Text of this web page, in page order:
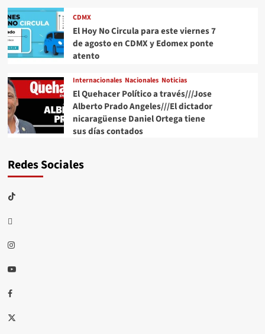
CDMX
El Hoy No Circula para este viernes 7
de agosto en CDMX y Edomex ponte
atento
Internacionales Nacionales Noticias
El Quehacer Político a través///Jose
Alberto Prado Angeles///El dictador
nicaragüense Daniel Ortega tiene
sus días contados
Redes Sociales
TikTok
threads
Instagram
Youtube
Facebook
X